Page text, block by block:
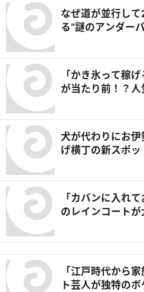
なぜ道が並行し
る“謎のアンダー
「かき氷って稼
が当たり前！？
犬が代わりにお
げ横丁の新スポッ
「カバンに入れ
のレインコート
ト！』
「江戸時代から
ト芸人が独特の